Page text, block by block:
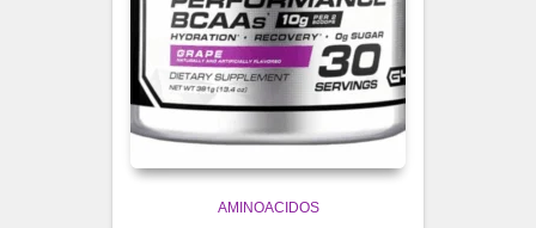
AMINOACIDOS